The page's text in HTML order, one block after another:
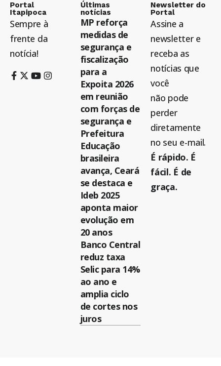
Portal
Itapipoca
Sempre à
frente da
notícia!
Últimas
notícias
MP reforça
medidas de
segurança e
fiscalização
para a
Expoita 2026
em reunião
com forças de
segurança e
Prefeitura
Educação
brasileira
avança, Ceará
se destaca e
Ideb 2025
aponta maior
evolução em
20 anos
Banco Central
reduz taxa
Selic para 14%
ao ano e
amplia ciclo
de cortes nos
juros
Newsletter do
Portal
Assine a
newsletter e
receba as
notícias que
você
não pode
perder
diretamente
no seu e-mail.
É rápido. É
fácil. É de
graça.